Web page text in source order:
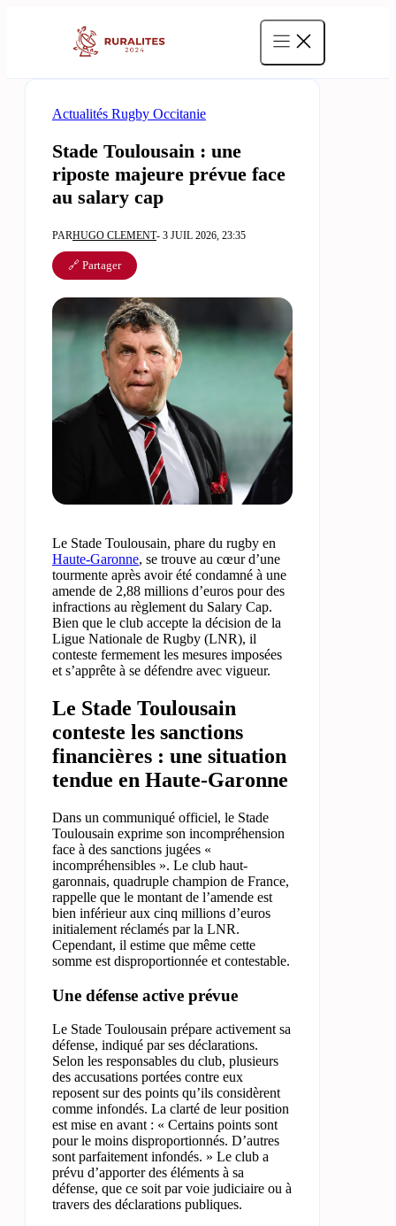
Actualités Rugby Occitanie
Stade Toulousain : une
riposte majeure prévue face
au salary cap
PARHUGO CLEMENT- 3 JUIL 2026, 23:35
🔗 Partager
Le Stade Toulousain, phare du rugby en
Haute-Garonne, se trouve au cœur d’une
tourmente après avoir été condamné à une
amende de 2,88 millions d’euros pour des
infractions au règlement du Salary Cap.
Bien que le club accepte la décision de la
Ligue Nationale de Rugby (LNR), il
conteste fermement les mesures imposées
et s’apprête à se défendre avec vigueur.
Le Stade Toulousain
conteste les sanctions
financières : une situation
tendue en Haute-Garonne
Dans un communiqué officiel, le Stade
Toulousain exprime son incompréhension
face à des sanctions jugées «
incompréhensibles ». Le club haut-
garonnais, quadruple champion de France,
rappelle que le montant de l’amende est
bien inférieur aux cinq millions d’euros
initialement réclamés par la LNR.
Cependant, il estime que même cette
somme est disproportionnée et contestable.
Une défense active prévue
Le Stade Toulousain prépare activement sa
défense, indiqué par ses déclarations.
Selon les responsables du club, plusieurs
des accusations portées contre eux
reposent sur des points qu’ils considèrent
comme infondés. La clarté de leur position
est mise en avant : « Certains points sont
pour le moins disproportionnés. D’autres
sont parfaitement infondés. » Le club a
prévu d’apporter des éléments à sa
défense, que ce soit par voie judiciaire ou à
travers des déclarations publiques.